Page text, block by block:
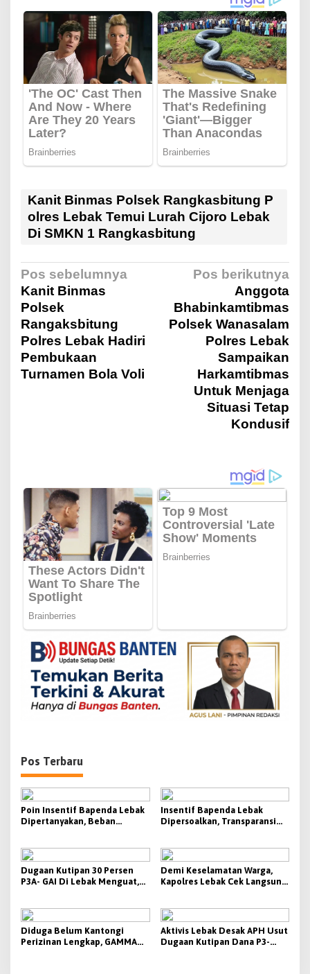
Kanit Binmas Polsek Rangkasbitung P
olres Lebak Temui Lurah Cijoro Lebak
Di SMKN 1 Rangkasbitung
N
a
v
s
i
p
o
s
Pos sebelumnya
Kanit Binmas
Polsek
Rangaksbitung
Polres Lebak Hadiri
Pembukaan
Turnamen Bola Voli
Pos berikutnya
Anggota
Bhabinkamtibmas
Polsek Wanasalam
Polres Lebak
Sampaikan
Harkamtibmas
Untuk Menjaga
Situasi Tetap
Kondusif
Pos Terbaru
Poin Insentif Bapenda Lebak
Dipertanyakan, Beban
dengan Besaran yang
Diterima
Insentif Bapenda Lebak
Dipersoalkan, Transparansi
Dugaan Kutipan 30 Persen
P3A- GAI Di Lebak Menguat,
Demi Keselamatan Warga,
Kapolres Lebak Cek Langsung
Diduga Belum Kantongi
Perizinan Lengkap, GAMMA
Aktivis Lebak Desak APH Usut
Dugaan Kutipan Dana P3-